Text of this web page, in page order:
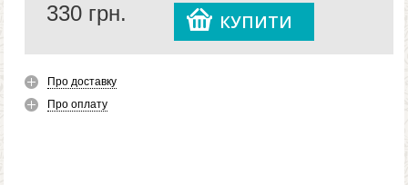
моделі дитячих шапок ви можете у будь-який зручний
для вас час через наш сайт, заповнивши просту
онлайн-форму замовлення.
330 грн. КУПИТИ
Про доставку
Про оплату